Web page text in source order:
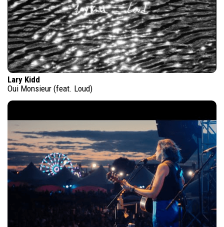
Lary Kidd
Oui Monsieur (feat. Loud)